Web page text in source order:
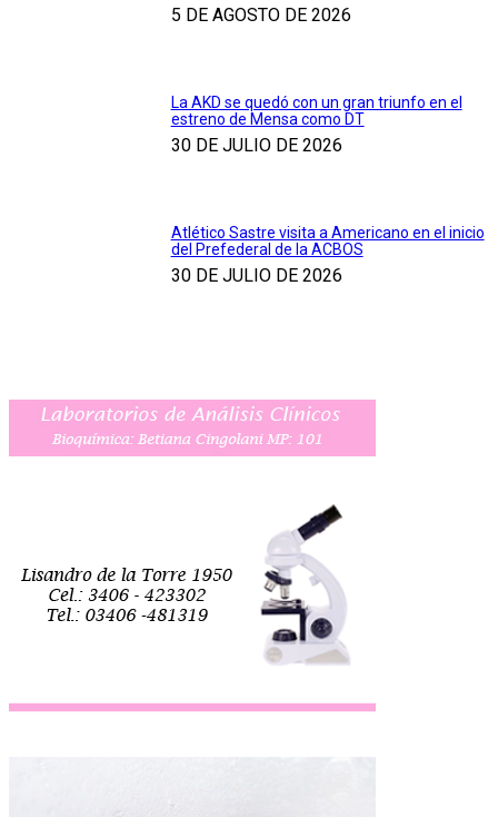
5 DE AGOSTO DE 2026
La AKD se quedó con un gran triunfo en el
estreno de Mensa como DT
30 DE JULIO DE 2026
Atlético Sastre visita a Americano en el inicio
del Prefederal de la ACBOS
30 DE JULIO DE 2026